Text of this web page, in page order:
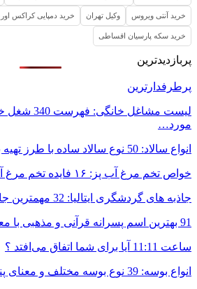
خرید آنتی ویروس وکیل تهران خرید دمپایی کراکس
خرید سکه پارسیان اقساطی
پربازدیدترین
پرطرفدارترین
لیست مشاغل
مورد…
انواع سالاد: 50 نوع سالاد ساده با طرز تهیه برای هر فصل و هر…
خواص تخم مرغ آب پز: ۱۶ فایده تخم مرغ آب پز برای سلامتی
جاذبه های گردشگری ایتالیا: 32 مهمترین جای دیدنی ونیز، رم،…
91 بهترین اسم پسرانه قرآنی و مذهبی با معنی و منبع
ساعت 11:11 آیا برای شما اتفاق می‌افتد ؟
انواع بوسه: 39 نوع بوسه مختلف و معنای پنهان آن ها